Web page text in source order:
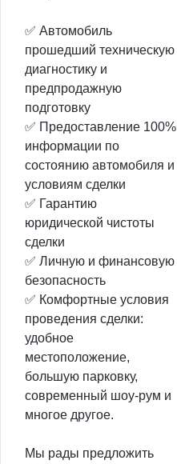
✅ Автомобиль
прошедший техническую
диагностику и
предпродажную
подготовку
✅ Предоставление 100%
информации по
состоянию автомобиля и
условиям сделки
✅ Гарантию
юридической чистоты
сделки
✅ Личную и финансовую
безопасность
✅ Комфортные условия
проведения сделки:
удобное
местоположение,
большую парковку,
современный шоу-рум и
многое другое.
Мы рады предложить